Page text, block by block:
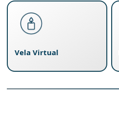
Vela Virtual